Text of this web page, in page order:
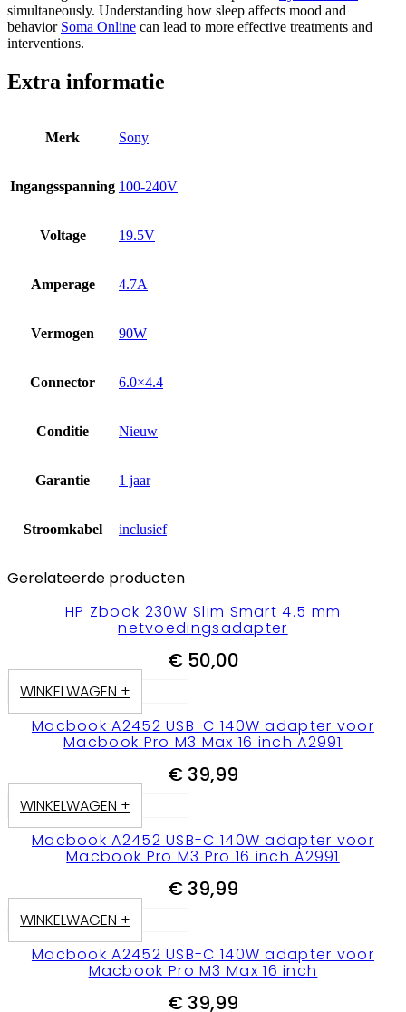
simultaneously. Understanding how sleep affects mood and
behavior Soma Online can lead to more effective treatments and
interventions.
Extra informatie
Merk Sony
Ingangsspanning 100-240V
Voltage 19.5V
Amperage 4.7A
Vermogen 90W
Connector 6.0×4.4
Conditie Nieuw
Garantie 1 jaar
Stroomkabel inclusief
Gerelateerde producten
HP Zbook 230W Slim Smart 4.5 mm
netvoedingsadapter
€50,00
WINKELWAGEN +
Macbook A2452 USB-C 140W adapter voor
Macbook Pro M3 Max 16 inch A2991
€ 39,99
WINKELWAGEN +
Macbook A2452 USB-C 140W adapter voor
Macbook Pro M3 Pro 16 inch A2991
€ 39,99
WINKELWAGEN +
Macbook A2452 USB-C 140W adapter voor
Macbook Pro M3 Max 16 inch
€ 39,99